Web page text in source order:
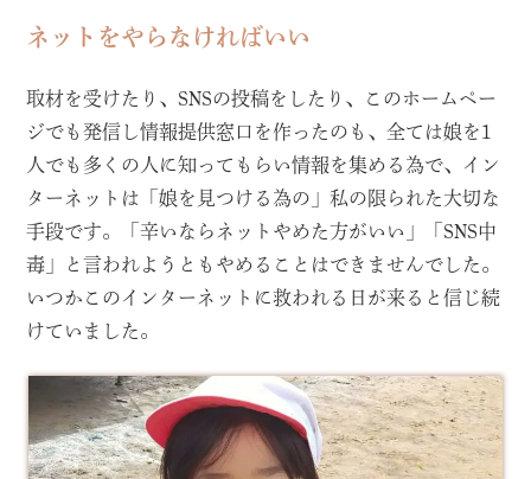
ネットをやらなければいい
取材を受けたり、SNSの投稿をしたり、このホームペー
ジでも発信し情報提供窓口を作ったのも、全ては娘を1
人でも多くの人に知ってもらい情報を集める為で、イン
ターネットは「娘を見つける為の」私の限られた大切な
手段です。「辛いならネットやめた方がいい」「SNS中
毒」と言われようともやめることはできませんでした。
いつかこのインターネットに救われる日が来ると信じ続
けていました。